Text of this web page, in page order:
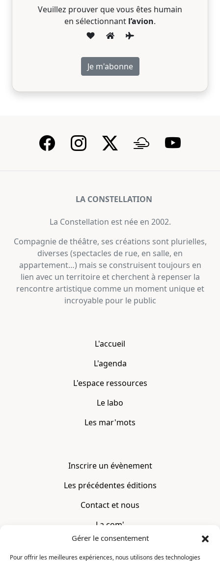
Gérer le consentement
Pour offrir les meilleures expériences, nous utilisons des technologies
Veuillez prouver que vous êtes humain
en sélectionnant l’avion.
LA CONSTELLATION
La Constellation est née en 2002.
Compagnie de théâtre, ses créations sont plurielles,
diverses (spectacles de rue, en salle, en
appartement…) mais se construisent toujours en
lien avec un territoire et cherchent à repenser la
rencontre artistique comme un moment unique et
incroyable pour le public
L'accueil
L'agenda
L'espace ressources
Le labo
Les mar'mots
Inscrire un évènement
Les précédentes éditions
Contact et nous
La com'
Mentions légales